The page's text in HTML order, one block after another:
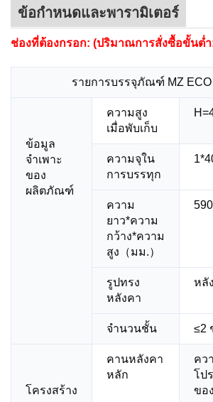
ข้อกำหนดและพารามิเตอร์
ช่องที่ต้องกรอก: (ปริมาณการสั่งซื้อขั้นต่ำ
รายการบรรจุภัณฑ์ MZ ECO
ข้อมูล
จำเพาะ
ของ
ผลิตภัณฑ์
ความสูง
เมื่อพับเก็บ
ความจุใน
การบรรทุก
ความ
ยาว*ความ
กว้าง*ความ
สูง（มม.）
รูปทรง
หลังคา
หลั
จํานวนชั้น ≤2
โครงสร้าง
คานหลังคา
หลัก
คว
โป
ขอ